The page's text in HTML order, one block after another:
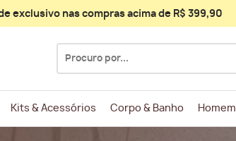
exclusivonas compras acima de R$ 399,90
por:
Kits & Acessórios Corpo & Banho Homem